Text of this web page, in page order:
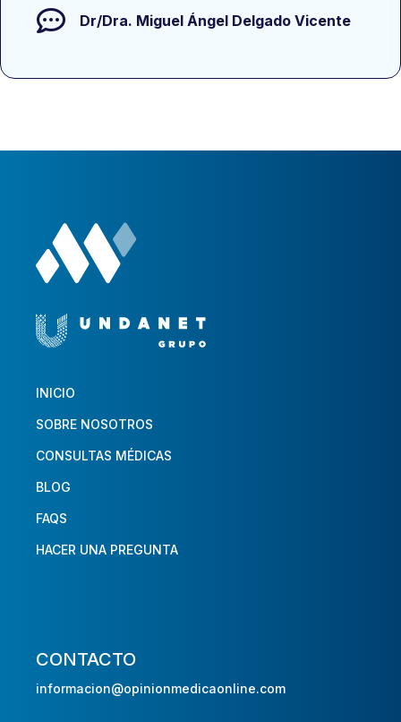
Dr/Dra. Miguel Ángel Delgado Vicente
INICIO
SOBRE NOSOTROS
CONSULTAS MÉDICAS
BLOG
FAQS
HACER UNA PREGUNTA
CONTACTO
informacion@opinionmedicaonline.com